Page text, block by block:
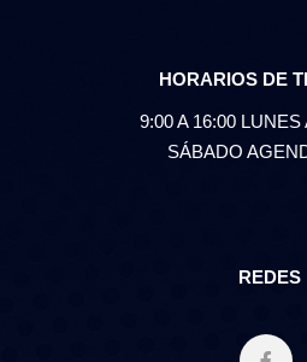
HORARIOS DE
9:00 A 16:00 LUNES
SÁBADO
REDES